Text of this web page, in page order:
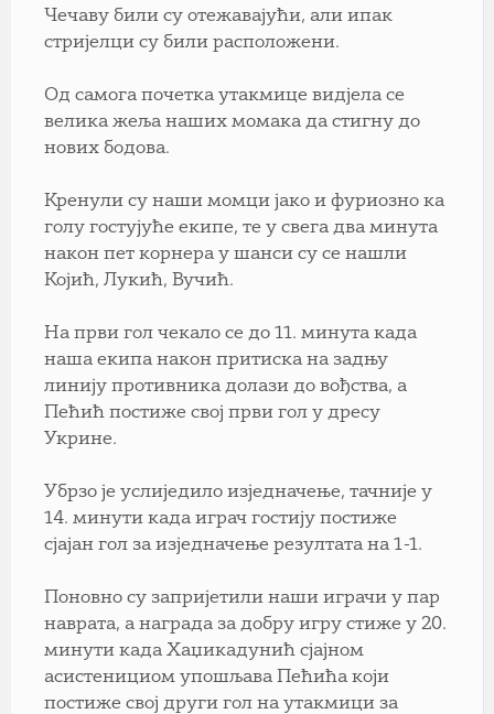
Чечаву били су отежавајући, али ипак
стријелци су били расположени.
Од самога почетка утакмице видјела се
велика жеља наших момака да стигну до
нових бодова.
Кренули су наши момци јако и фуриозно ка
голу гостујуће екипе, те у свега два минута
након пет корнера у шанси су се нашли
Којић, Лукић, Вучић.
На први гол чекало се до 11. минута када
наша екипа након притиска на задњу
линију противника долази до вођства, а
Пећић постиже свој први гол у дресу
Укрине.
Убрзо је услиједило изједначење, тачније у
14. минути када играч гостију постиже
сјајан гол за изједначење резултата на 1-1.
Поновно су запријетили наши играчи у пар
наврата, а награда за добру игру стиже у 20.
минути када Хаџикадунић сјајном
асистенициом упошљава Пећића који
постиже свој други гол на утакмици за